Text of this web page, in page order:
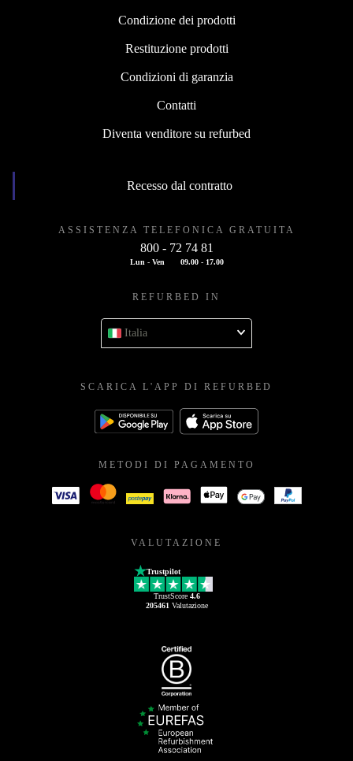
Condizione dei prodotti
Restituzione prodotti
Condizioni di garanzia
Contatti
Diventa venditore su refurbed
Recesso dal contratto
ASSISTENZA TELEFONICA GRATUITA
800 - 72 74 81
Lun - Ven 09.00 - 17.00
REFURBED IN
Italia
SCARICA L'APP DI REFURBED
METODI DI PAGAMENTO
VALUTAZIONE
Trustpilot
TrustScore 4.6
205461 Valutazione